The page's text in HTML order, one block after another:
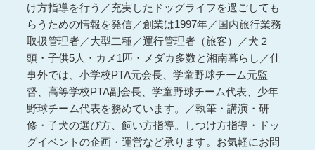
け方指導を行う／充実したドッグライフを過ごしても
らうための情報を発信／創業は1997年／国内旅行業務
取扱管理者／大型二種／運行管理者（旅客）／犬２
頭・子供5人・カメ1匹・メダカ多数と湘南暮らし／仕
事外では、小学校PTA元会長、学童野球チーム元監
督、高等学校PTA副会長、学童野球チーム代表、少年
野球チーム代表を務めています。／執筆・講演・研
修・子犬の選び方、飼い方指導。しつけ方指導・ドッ
グイベントの企画・運営など承ります。お気軽にお問